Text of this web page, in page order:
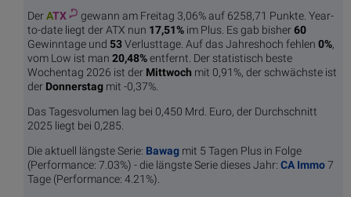
DerATX
gewann am Freitag 3,06% auf 6258,71 Punkte. Year-
to-date liegt der ATX nun 17,51% im Plus. Es gab bisher60
Gewinntage und 53Verlusttage. Auf das Jahreshoch fehlen 0%,
vom Low ist man 20,48%entfernt. Der statistisch beste
Wochentag 2026 ist der Mittwoch mit 0,91%, der schwächste ist
der Donnerstag mit -0,37%.
Das Tagesvolumen lag bei 0,450 Mrd. Euro, der Durchschnitt
2025 liegt bei 0,285.
Die aktuell längste Serie: Bawag mit 5 Tagen Plus in Folge
(Performance: 7.03%) - die längste Serie dieses Jahr: CA Immo7
Tage (Performance: 4.21%).